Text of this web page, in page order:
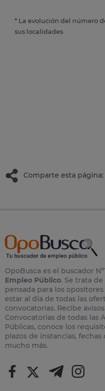
* La evolución del número
sus localidades
Comparte esta página:
OpoBusca es el buscador
Empleo Público. Se trata
pensada para los
estar al día de todas las
convocatorias. Recibe
Convocatorias de todas las
Públicas, conoce los
plazos de instancias,
mucho más.